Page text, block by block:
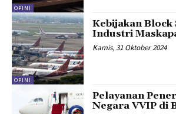
OPINI
OPINI
Kebijakan Block
Industri
Kamis, 31 Oktober 2024
Pelayanan
Negara VVIP di